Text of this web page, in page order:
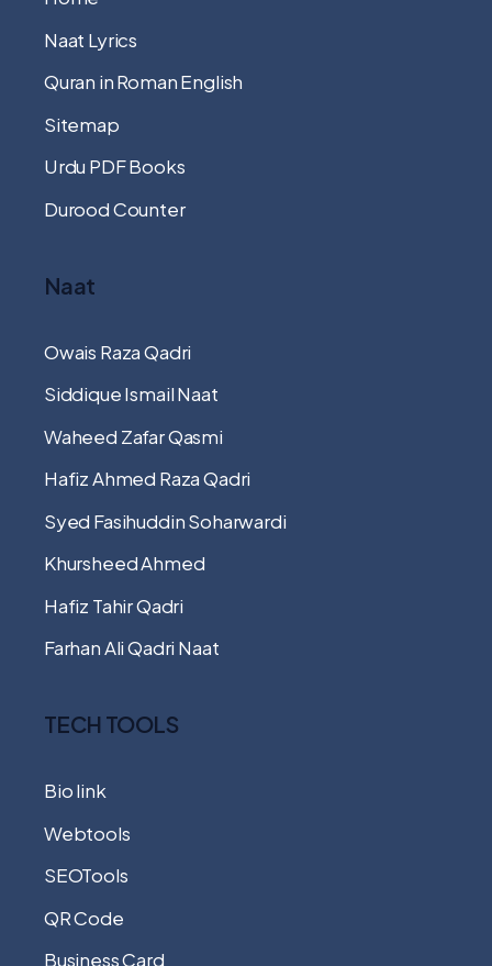
Naat Lyrics
Quran in Roman English
Sitemap
Urdu PDF Books
Durood Counter
Naat
Owais Raza Qadri
Siddique Ismail Naat
Waheed Zafar Qasmi
Hafiz Ahmed Raza Qadri
Syed Fasihuddin Soharwardi
Khursheed Ahmed
Hafiz Tahir Qadri
Farhan Ali Qadri Naat
TECH TOOLS
Bio link
Webtools
SEOTools
QR Code
Business Card